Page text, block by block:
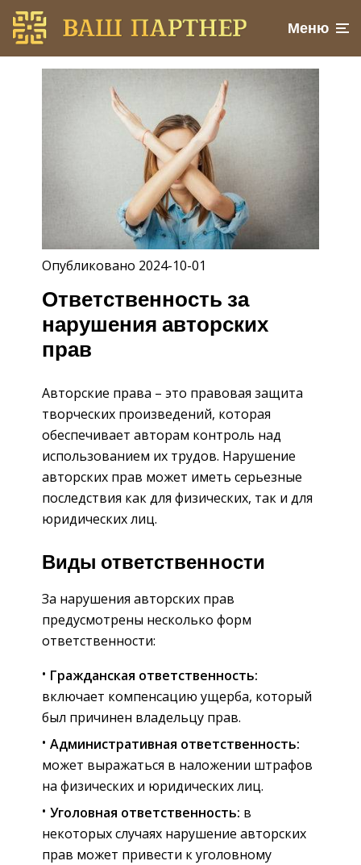
Меню
Опубликовано 2024-10-01
Ответственность за
нарушения авторских
прав
Авторские права – это правовая защита
творческих произведений, которая
обеспечивает авторам контроль над
использованием их трудов. Нарушение
авторских прав может иметь серьезные
последствия как для физических, так и для
юридических лиц.
Виды ответственности
За нарушения авторских прав
предусмотрены несколько форм
ответственности:
Гражданская ответственность:
включает компенсацию ущерба, который
был причинен владельцу прав.
Административная ответственность:
может выражаться в наложении штрафов
на физических и юридических лиц.
Уголовная ответственность: в
некоторых случаях нарушение авторских
прав может привести к уголовному